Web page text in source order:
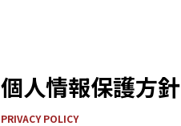
個人情報保護方針
PRIVACY POLICY